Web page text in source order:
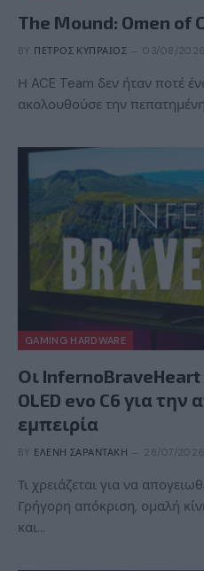
The Mound: Omen of
BY ΠΈΤΡΟΣ ΚΥΠΡΑΊΟΣ 03/08/2026
Η ACE Team δεν ήταν ποτέ
ακολουθούσε την
GAMING HARDWARE
Οι InfernoBraveHeart
OLED evo C6 για
εμπειρία
BY ΕΛΈΝΗ ΣΑΡΑΝΤΆΚΗ 28/07/2026
Τι χρειάζεται για να
Γρήγορη απόκριση, ομαλή
και…